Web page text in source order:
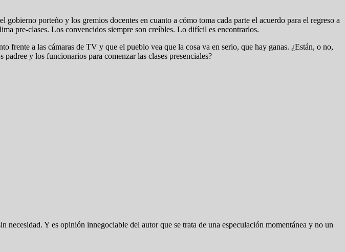
porteño y los gremios docentes en cuanto a cómo toma cada parte el acuerdo para el regreso a
pre-clases. Los convencidos siempre son creíbles. Lo difícil es encontrarlos.
frente a las cámaras de TV y que el pueblo vea que la cosa va en serio, que hay ganas. ¿Están, o no,
y los funcionarios para comenzar las clases presenciales?
Y es opinión innegociable del autor que se trata de una especulación momentánea y no un